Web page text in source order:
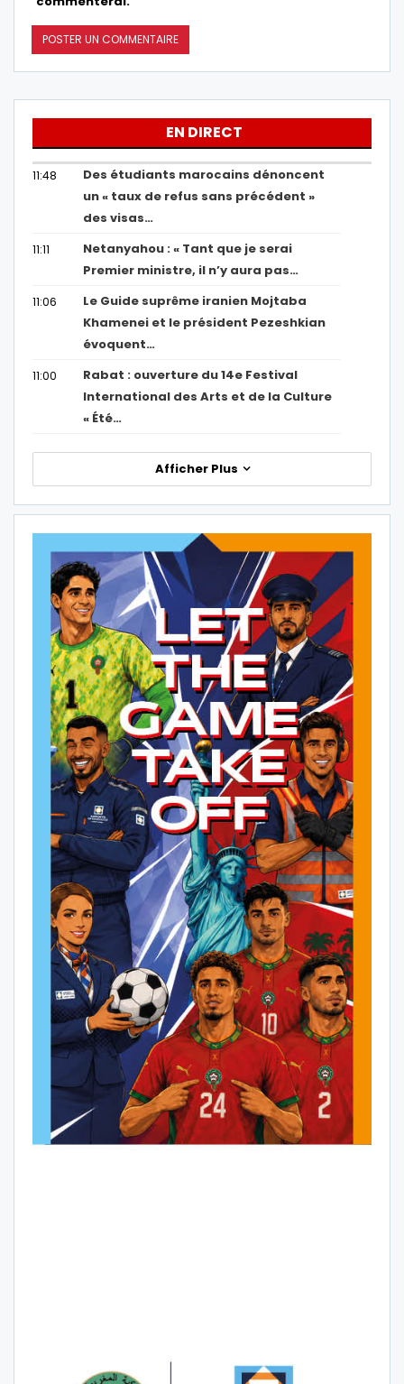
EN DIRECT
11:48
Des étudiants marocains dénoncent
un « taux de refus sans précédent »
des visas…
11:11
Netanyahou : « Tant que je serai
Premier ministre, il n’y aura pas…
11:06
Le Guide suprême iranien Mojtaba
Khamenei et le président Pezeshkian
évoquent…
11:00
Rabat : ouverture du 14e Festival
International des Arts et de la Culture
« Été…
Afficher Plus